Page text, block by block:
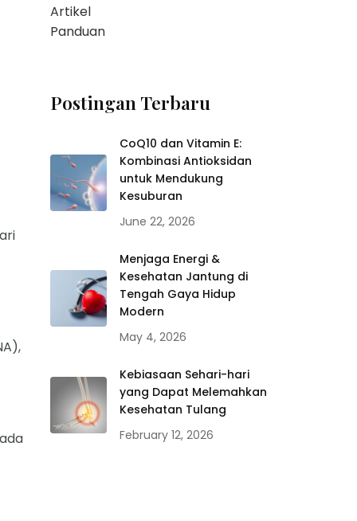
Artikel
Panduan
Postingan Terbaru
CoQ10 dan Vitamin E:
Kombinasi Antioksidan
untuk Mendukung
Kesuburan
June 22, 2026
Menjaga Energi &
Kesehatan Jantung di
Tengah Gaya Hidup
Modern
May 4, 2026
Kebiasaan Sehari-hari
yang Dapat Melemahkan
Kesehatan Tulang
February 12, 2026